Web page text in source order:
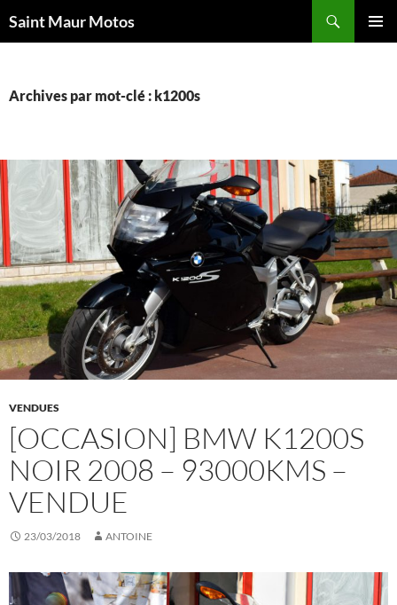
auSaint Maur Motos
Archives par mot-clé : k1200s
VENDUES
[OCCASION] BMW K1200S
NOIR 2008 – 93000KMS –
VENDUE
23/03/2018 ANTOINE